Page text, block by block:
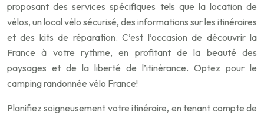
proposant des services spécifiques tels que la location de
vélos, un local vélo sécurisé, des informations sur les itinéraires
et des kits de réparation. C’est l’occasion de découvrir la
France à votre rythme, en profitant de la beauté des
paysages et de la liberté de l’itinérance. Optez pour le
camping randonnée vélo France!
Planifiez soigneusement votre itinéraire, en tenant compte de